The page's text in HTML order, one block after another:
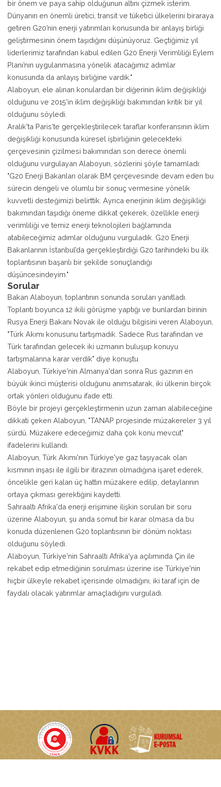
bir önem ve paya sahip olduğunun altını çizmek isterim.
Dünyanın en önemli üretici, transit ve tüketici ülkelerini biraraya
getiren G20’nin enerji yatırımları konusunda bir anlayış birliği
geliştirmesinin önem taşıdığını düşünüyoruz. Geçtiğimiz yıl
liderlerimiz tarafından kabul edilen G20 Enerji Verimliliği Eylem
Planı’nın uygulanmasına yönelik atacağımız adımlar
konusunda da anlayış birliğine vardık."
Alaboyun, ele alınan konulardan bir diğerinin iklim değişikliği
olduğunu ve 2015'in iklim değişikliği bakımından kritik bir yıl
olduğunu söyledi.
Aralık'ta Paris'te gerçekleştirilecek taraflar konferansının iklim
değişikliği konusunda küresel işbirliğinin gelecekteki
çerçevesinin çizilmesi bakımından son derece önemli
olduğunu vurgulayan Alaboyun, sözlerini şöyle tamamladı:
"G20 Enerji Bakanları olarak BM çerçevesinde devam eden bu
sürecin dengeli ve olumlu bir sonuç vermesine yönelik
kuvvetli desteğimizi belirttik. Ayrıca enerjinin iklim değişikliği
bakımından taşıdığı öneme dikkat çekerek, özellikle enerji
verimliliği ve temiz enerji teknolojileri bağlamında
atabileceğimiz adımlar olduğunu vurguladık. G20 Enerji
Bakanlarının İstanbul’da gerçekleştirdiği G20 tarihindeki bu ilk
toplantısının başarılı bir şekilde sonuçlandığı
düşüncesindeyim."
Sorular
Bakan Alaboyun, toplantının sonunda soruları yanıtladı.
Toplantı boyunca 12 ikili görüşme yaptığı ve bunlardan birinin
Rusya Enerji Bakanı Novak ile olduğu bilgisini veren Alaboyun,
"Türk Akımı konusunu tartışmadık. Sadece Rus tarafından ve
Türk tarafından gelecek iki uzmanın buluşup konuyu
tartışmalarına karar verdik" diye konuştu.
Alaboyun, Türkiye'nin Almanya'dan sonra Rus gazının en
büyük ikinci müşterisi olduğunu anımsatarak, iki ülkenin birçok
ortak yönleri olduğunu ifade etti.
Böyle bir projeyi gerçekleştirmenin uzun zaman alabileceğine
dikkati çeken Alaboyun, "TANAP projesinde müzakereler 3 yıl
sürdü. Müzakere edeceğimiz daha çok konu mevcut"
ifadelerini kullandı.
Alaboyun, Türk Akımı'nın Türkiye'ye gaz taşıyacak olan
kısmının inşası ile ilgili bir itirazının olmadığına işaret ederek,
öncelikle geri kalan üç hattın müzakere edilip, detaylarının
ortaya çıkması gerektiğini kaydetti.
Sahraaltı Afrika'da enerji erişimine ilişkin sorulan bir soru
üzerine Alaboyun, şu anda somut bir karar olmasa da bu
konuda düzenlenen G20 toplantısının bir dönüm noktası
olduğunu söyledi.
Alaboyun, Türkiye'nin Sahraaltı Afrika'ya açılımında Çin ile
rekabet edip etmediğinin sorulması üzerine ise Türkiye'nin
hiçbir ülkeyle rekabet içerisinde olmadığını, iki taraf için de
faydalı olacak yatırımlar amaçladığını vurguladı.